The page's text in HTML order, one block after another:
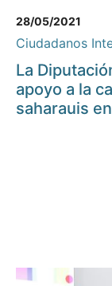
28/05/2021
Ciudadanos
La
apoyo a la
saharauis